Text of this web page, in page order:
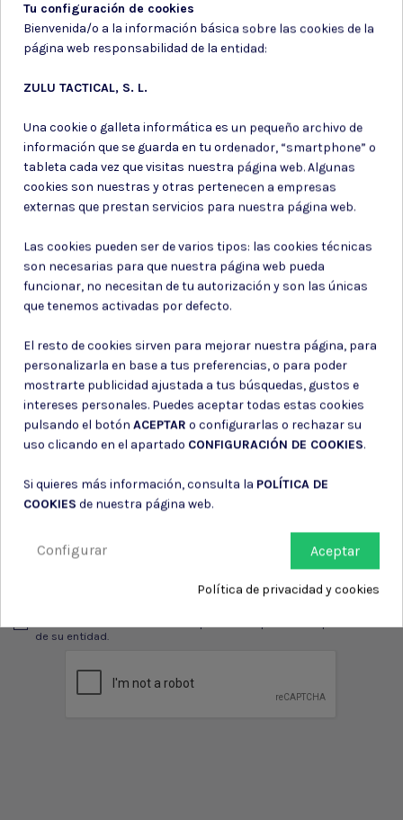
Spray de defensa
PERSONAL SABRE. 22 ML.
ROJO
17,00 €
Utiles de
supervivencia
PARACORD SUPERVIVENCIA
COYOTE
3,45 €
Suscríbete a nuestro boletín
Puede darse de baja en cualquier momento. Para ello, consulte nuestra
Consiento el uso de mis datos para los fines indicados en la
de su entidad.
Tu configuración de cookies
Bienvenida/o a la información básica sobre las cookies de la
página web responsabilidad de la entidad:
ZULU TACTICAL, S. L.
Una cookie o galleta informática es un pequeño archivo de
información que se guarda en tu ordenador, “smartphone” o
tableta cada vez que visitas nuestra página web. Algunas
cookies son nuestras y otras pertenecen a empresas
externas que prestan servicios para nuestra página web.
Las cookies pueden ser de varios tipos: las cookies técnicas
son necesarias para que nuestra página web pueda
funcionar, no necesitan de tu autorización y son las únicas
que tenemos activadas por defecto.
El resto de cookies sirven para mejorar nuestra página, para
personalizarla en base a tus preferencias, o para poder
mostrarte publicidad ajustada a tus búsquedas, gustos e
intereses personales. Puedes aceptar todas estas cookies
pulsando el botón ACEPTAR o configurarlas o rechazar su
uso clicando en el apartado CONFIGURACIÓN DE COOKIES.
Si quieres más información, consulta la POLÍTICA DE
COOKIES de nuestra página web.
Aceptar
Configurar
Política de privacidad y cookies